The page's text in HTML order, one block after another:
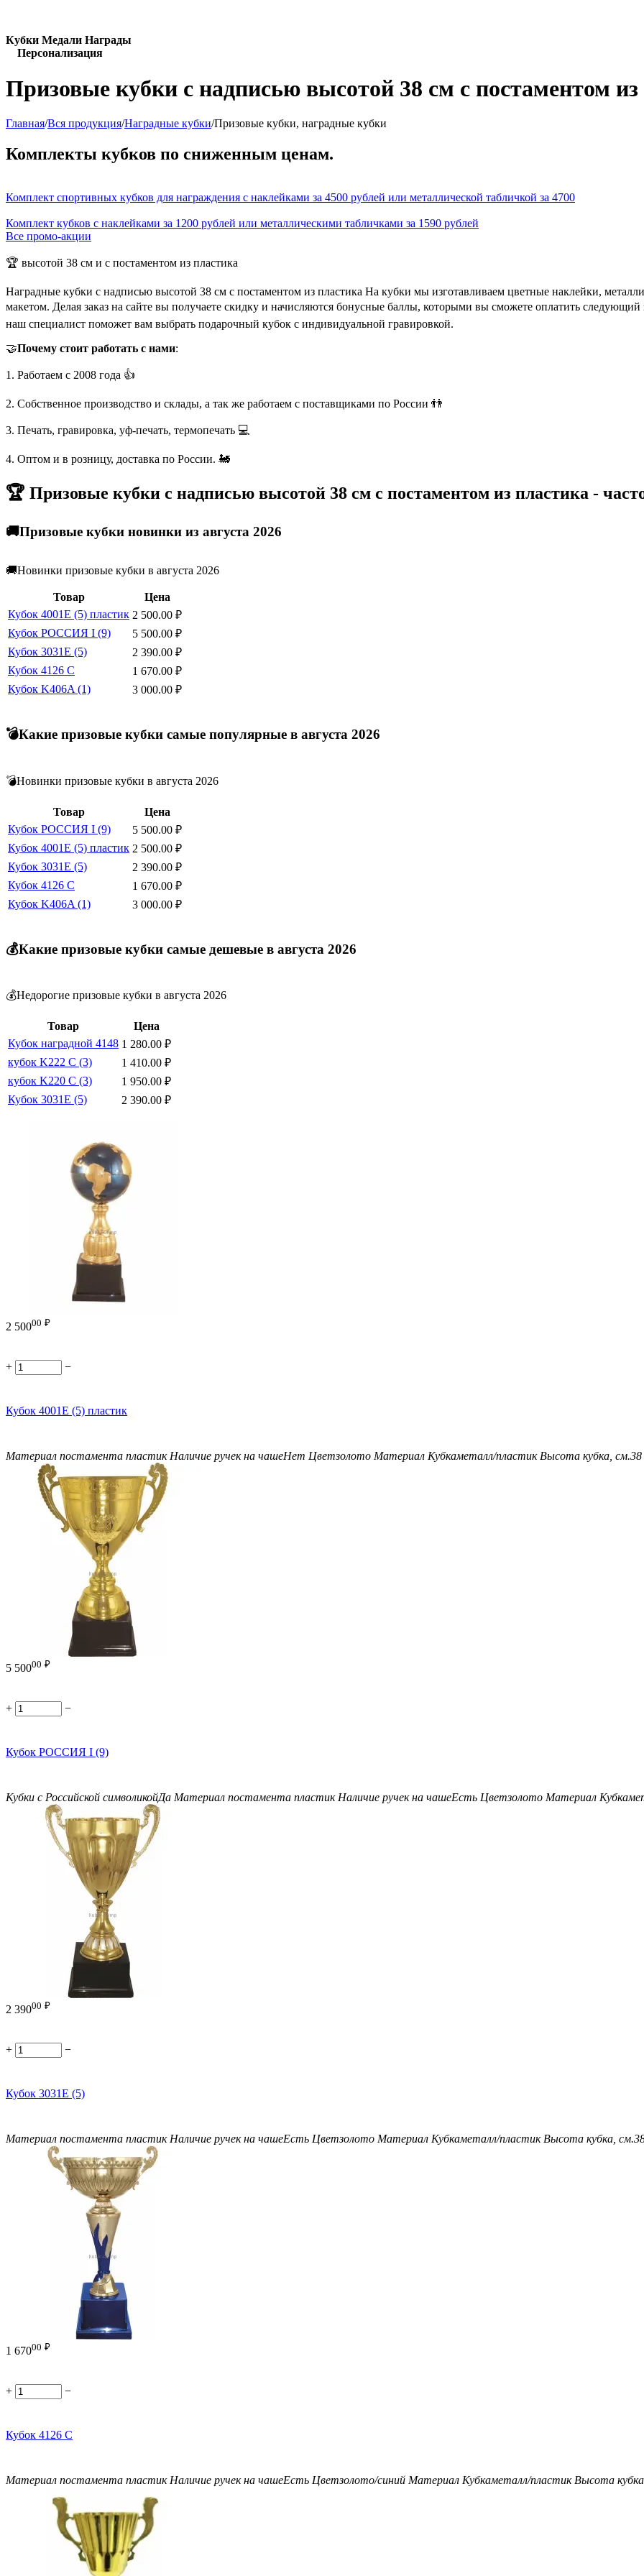
Кубки Медали Награды
Персонализация
Призовые кубки с надписью высотой 38 см с постаментом из
Главная/Вся продукция/Наградные кубки/Призовые кубки, наградные кубки
Комплекты кубков по сниженным ценам.
Комплект спортивных кубков для награждения с наклейками за 4500 рублей или металлической табличкой за 4700
Комплект кубков с наклейками за 1200 рублей или металлическими табличками за 1590 рублей
Все промо-акции
🏆 высотой 38 см и с постаментом из пластика
Наградные кубки с надписью высотой 38 см с постаментом из пластика На кубки мы изготавливаем цветные наклейки,
макетом. Делая заказ на сайте вы получаете скидку и начисляются бонусные баллы, которыми вы сможете оплатить
наш специалист поможет вам выбрать подарочный кубок с индивидуальной гравировкой.
🤝Почему стоит работать с нами:
1. Работаем с 2008 года 👍
2. Собственное производство и склады, а так же работаем с поставщиками по России 👬
3. Печать, гравировка, уф-печать, термопечать 💻
4. Оптом и в розницу, доставка по России. 🚂
🏆 Призовые кубки с надписью высотой 38 см с постаментом из пластика -
🚚Призовые кубки новинки из августа 2026
🚚Новинки призовые кубки в августа 2026
Товар
Цена
Кубок 4001E (5) пластик 2 500.00 ₽
Кубок РОССИЯ I (9)
5 500.00 ₽
Кубок 3031E (5)
2 390.00 ₽
Кубок 4126 С
1 670.00 ₽
Кубок K406A (1)
3 000.00 ₽
💣Какие призовые кубки самые популярные в августа 2026
💣Новинки призовые кубки в августа 2026
Товар
Цена
Кубок РОССИЯ I (9)
5 500.00 ₽
Кубок 4001E (5) пластик 2 500.00 ₽
Кубок 3031E (5)
2 390.00 ₽
Кубок 4126 С
1 670.00 ₽
Кубок K406A (1)
3 000.00 ₽
💰Какие призовые кубки самые дешевые в августа 2026
💰Недорогие призовые кубки в августа 2026
Товар
Цена
Кубок наградной 4148 1 280.00 ₽
кубок K222 С (3)
1 410.00 ₽
кубок K220 С (3)
1 950.00 ₽
Кубок 3031E (5)
2 390.00 ₽
2 50000 ₽
+ −
Кубок 4001E (5) пластик
Материал постамента пластик Наличие ручек на чашеНет Цветзолото Материал Кубкаметалл/пластик Высота кубка, см.38
5 50000 ₽
+ −
Кубок РОССИЯ I (9)
Кубки с Российской символикойДа Материал постамента пластик Наличие ручек на чашеЕсть Цветзолото Материал Кубка
2 39000 ₽
+ −
Кубок 3031E (5)
Материал постамента пластик Наличие ручек на чашеЕсть Цветзолото Материал Кубкаметалл/пластик Высота кубка, см.
1 67000 ₽
+ −
Кубок 4126 С
Материал постамента пластик Наличие ручек на чашеЕсть Цветзолото/синий Материал Кубкаметалл/пластик Высота